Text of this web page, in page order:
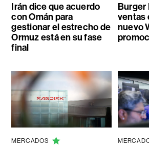
Irán dice que acuerdo
con Omán para
gestionar el estrecho de
Ormuz está en su fase
final
Burger
ventas
nuevo
MERCADOS